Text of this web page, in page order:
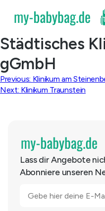
content
Städtisches
gGmbH
Previous: Klinikum am
Next: Klinikum Traunstein
Lass dir Angebote
Abonniere unseren